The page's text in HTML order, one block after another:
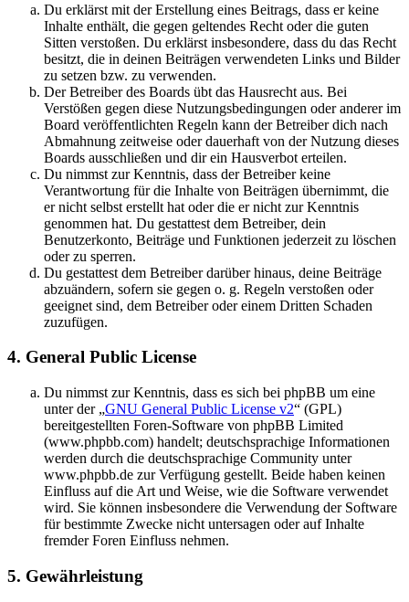
Du erklärst mit der Erstellung eines Beitrags, dass er keine
Inhalte enthält, die gegen geltendes Recht oder die guten
Sitten verstoßen. Du erklärst insbesondere, dass du das Recht
besitzt, die in deinen Beiträgen verwendeten Links und Bilder
zu setzen bzw. zu verwenden.
Der Betreiber des Boards übt das Hausrecht aus. Bei
Verstößen gegen diese Nutzungsbedingungen oder anderer im
Board veröffentlichten Regeln kann der Betreiber dich nach
Abmahnung zeitweise oder dauerhaft von der Nutzung dieses
Boards ausschließen und dir ein Hausverbot erteilen.
Du nimmst zur Kenntnis, dass der Betreiber keine
Verantwortung für die Inhalte von Beiträgen übernimmt, die
er nicht selbst erstellt hat oder die er nicht zur Kenntnis
genommen hat. Du gestattest dem Betreiber, dein
Benutzerkonto, Beiträge und Funktionen jederzeit zu löschen
oder zu sperren.
Du gestattest dem Betreiber darüber hinaus, deine Beiträge
abzuändern, sofern sie gegen o. g. Regeln verstoßen oder
geeignet sind, dem Betreiber oder einem Dritten Schaden
zuzufügen.
4. General Public License
Du nimmst zur Kenntnis, dass es sich bei phpBB um eine
unter der „GNU General Public License v2“ (GPL)
bereitgestellten Foren-Software von phpBB Limited
(www.phpbb.com) handelt; deutschsprachige Informationen
werden durch die deutschsprachige Community unter
www.phpbb.de zur Verfügung gestellt. Beide haben keinen
Einfluss auf die Art und Weise, wie die Software verwendet
wird. Sie können insbesondere die Verwendung der Software
für bestimmte Zwecke nicht untersagen oder auf Inhalte
fremder Foren Einfluss nehmen.
5. Gewährleistung